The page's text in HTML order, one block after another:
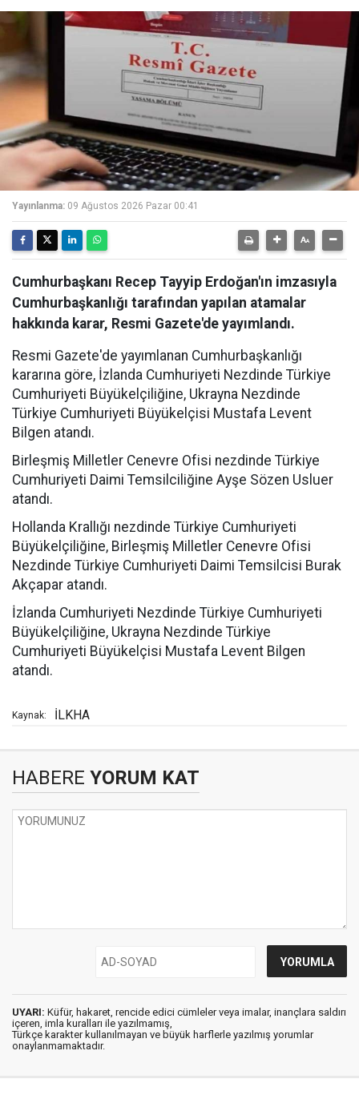
Yayınlanma: 09 Ağustos 2026 Pazar 00:41
Cumhurbaşkanı Recep Tayyip Erdoğan'ın imzasıyla
Cumhurbaşkanlığı tarafından yapılan atamalar
hakkında karar, Resmi Gazete'de yayımlandı.
Resmi Gazete'de yayımlanan Cumhurbaşkanlığı
kararına göre, İzlanda Cumhuriyeti Nezdinde Türkiye
Cumhuriyeti Büyükelçiliğine, Ukrayna Nezdinde
Türkiye Cumhuriyeti Büyükelçisi Mustafa Levent
Bilgen atandı.
Birleşmiş Milletler Cenevre Ofisi nezdinde Türkiye
Cumhuriyeti Daimi Temsilciliğine Ayşe Sözen Usluer
atandı.
Hollanda Krallığı nezdinde Türkiye Cumhuriyeti
Büyükelçiliğine, Birleşmiş Milletler Cenevre Ofisi
Nezdinde Türkiye Cumhuriyeti Daimi Temsilcisi Burak
Akçapar atandı.
İzlanda Cumhuriyeti Nezdinde Türkiye Cumhuriyeti
Büyükelçiliğine, Ukrayna Nezdinde Türkiye
Cumhuriyeti Büyükelçisi Mustafa Levent Bilgen
atandı.
Kaynak: İLKHA
HABERE YORUM KAT
UYARI: Küfür, hakaret, rencide edici cümleler veya imalar, inançlara saldırı
içeren, imla kuralları ile yazılmamış,
Türkçe karakter kullanılmayan ve büyük harflerle yazılmış yorumlar
onaylanmamaktadır.